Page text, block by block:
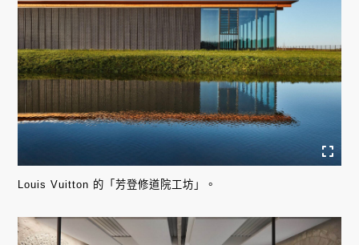
Louis Vuitton 的「芳登修道院工坊」。